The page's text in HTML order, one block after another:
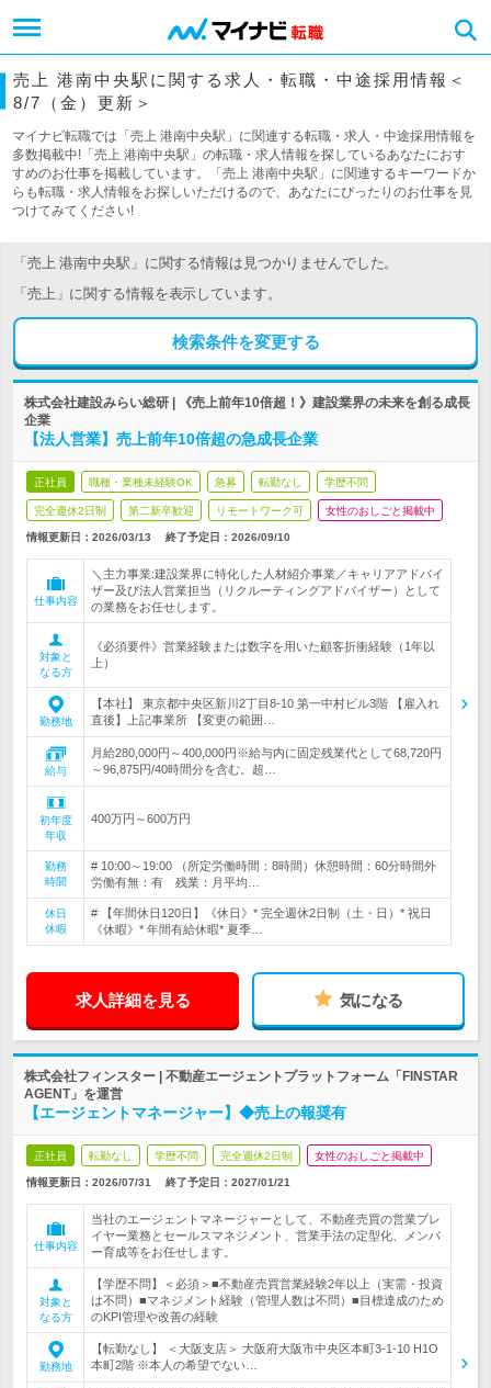
売上 港南中央駅に関する求人・転職・中途採用情報＜
8/7（金）更新＞
マイナビ転職では「売上 港南中央駅」に関連する転職・求人・中途採用情報を
多数掲載中!「売上 港南中央駅」の転職・求人情報を探しているあなたにおす
すめのお仕事を掲載しています。「売上 港南中央駅」に関連するキーワードか
らも転職・求人情報をお探しいただけるので、あなたにぴったりのお仕事を見
つけてみてください!
「売上 港南中央駅」に関する情報は見つかりませんでした。
「売上」に関する情報を表示しています。
検索条件を変更する
株式会社建設みらい総研 | 《売上前年10倍超！》建設業界の未来を創る成長
企業
【法人営業】売上前年10倍超の急成長企業
正社員 職種・業種未経験OK 急募 転勤なし 学歴不問
完全週休2日制 第二新卒歓迎 リモートワーク可 女性のおしごと掲載中
情報更新日：2026/03/13 終了予定日： 2026/09/10
仕事内容
＼主力事業:建設業界に特化した人材紹介事業／キャリアアドバイ
ザー及び法人営業担当（リクルーティングアドバイザー）として
の業務をお任せします。
対象と
なる方
《必須要件》営業経験または数字を用いた顧客折衝経験（1年以
上）
勤務地
【本社】 東京都中央区新川2丁目8-10 第一中村ビル3階 【雇入れ
直後】上記事業所 【変更の範囲…
給与
月給280,000円～400,000円※給与内に固定残業代として68,720円
～96,875円/40時間分を含む。超…
初年度
年収
400万円～600万円
勤務
時間
# 10:00～19:00 （所定労働時間：8時間）休憩時間：60分時間外
労働有無：有 残業：月平均…
休日
休暇
# 【年間休日120日】《休日》* 完全週休2日制（土・日）* 祝日
《休暇》* 年間有給休暇* 夏季…
求人詳細を見る 気になる
株式会社フィンスター | 不動産エージェントプラットフォーム「FINSTAR
AGENT」を運営
【エージェントマネージャー】◆売上の報奨有
正社員 転勤なし 学歴不問 完全週休2日制 女性のおしごと掲載中
情報更新日：2026/07/31 終了予定日： 2027/01/21
仕事内容
当社のエージェントマネージャーとして、不動産売買の営業プレ
イヤー業務とセールスマネジメント、営業手法の定型化、メンバ
ー育成等をお任せします。
対象と
なる方
【学歴不問】＜必須＞■不動産売買営業経験2年以上（実需・投資
は不問）■マネジメント経験（管理人数は不問）■目標達成のため
のKPI管理や改善の経験
勤務地
【転勤なし】 ＜大阪支店＞ 大阪府大阪市中央区本町3-1-10 H1O
本町2階 ※本人の希望でない…